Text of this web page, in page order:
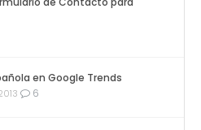
en Google Trends
6